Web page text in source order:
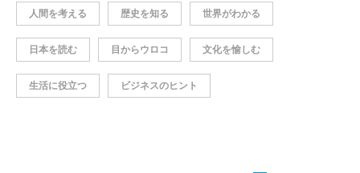
人間を考える 歴史を知る 世界がわかる
日本を読む 目からウロコ 文化を愉しむ
生活に役立つ ビジネスのヒント